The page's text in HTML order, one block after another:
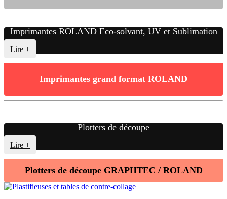
Imprimantes ROLAND Eco-solvant, UV et Sublimation
Lire +
Imprimantes grand format ROLAND
Plotters de découpe
Lire +
Plotters de découpe GRAPHTEC / ROLAND